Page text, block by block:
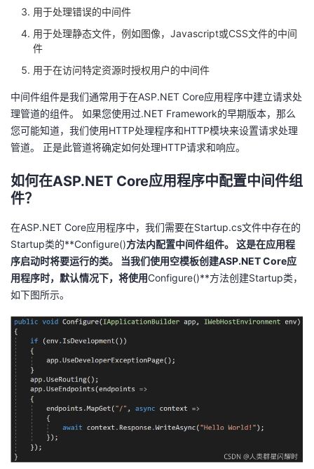
的
发
者
堂
我
的
课
我
的
证
我
实
验
的
收
藏
我
Programs
的
支
我
的
技
术
持
我
的
云
建
议
用于处理错误的中间件
用于处理静态文件，例如图像，Javascript或CSS文件的中间
件
用于在访问特定资源时授权用户的中间件
中间件组件是我们通常用于在ASP.NET Core应用程序中建立请求处
理管道的组件。 如果您使用过.NET Framework的早期版本，那么
您可能知道，我们使用HTTP处理程序和HTTP模块来设置请求处理
管道。 正是此管道将确定如何处理HTTP请求和响应。
如何在ASP.NET Core应用程序中配置中间件组
件？
在ASP.NET Core应用程序中，我们需要在Startup.cs文件中存在的
Startup类的**Configure()方法内配置中间件组件。 这是在应用程
序启动时将要运行的类。 当我们使用空模板创建ASP.NETCore应
用程序时，默认情况下，将使用Configure()**方法创建Startup类，
如下图所示。